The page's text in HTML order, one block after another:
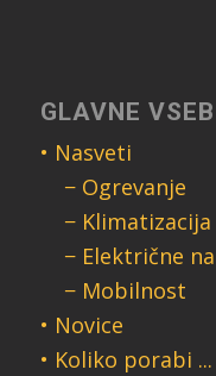
GLAVNE
• Nasveti
− Ogrevanje
− Klimatizacija
− Električne
− Mobilnost
• Novice
• Koliko porabi ...